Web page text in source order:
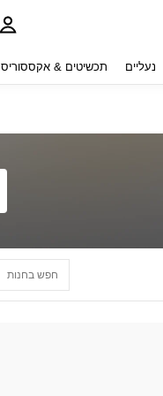
נעליים תכשיטים & אקססוריס